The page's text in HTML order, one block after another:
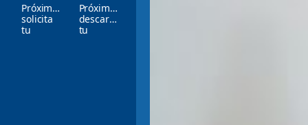
Próximamente
solicita
tu
Próximamente
descarga
tu